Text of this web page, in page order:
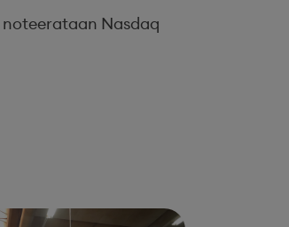
noteerataan Nasdaq